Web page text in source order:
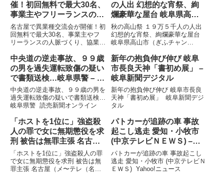
催！初回無料で最大30名、
事業主やフリーランスの人
脈づくり、協業相手探しに
（11月28日） – 時事ドッ
トコム
名古屋で異業種交流会が開催！初
回無料で最大30名、事業主やフ
リーランスの人脈づくり、協業相
トコム
の人出 幻想的な宵祭、絢
爛豪華な屋台 岐阜県高山
市（ぎふチャンDIGITAL）
– Yahoo!ニュース
秋の高山祭 １９万５千人の人出
幻想的な宵祭、絢爛豪華な屋台
岐阜県高山市（ぎふチャン
中央道の逆走事故、９９歳
の男を過失運転致傷の疑い
で書類送検…岐阜県警 – 読
売新聞オンライン
中央道の逆走事故、９９歳の男を
過失運転致傷の疑いで書類送検…
岐阜県警 読売新聞オンライン
新年の抱負伸び伸び 岐阜
市長良天神「書初め展」 –
岐阜新聞デジタル
新年の抱負伸び伸び 岐阜市長良
天神「書初め展」 岐阜新聞デジ
タル
「ホストを1位に」強盗殺
人の罪で女に無期懲役を求
刑 被告は無罪主張 名古屋
（メ〜テレ（名古屋テレ
ビ）） – Yahoo!ニュース
「ホストを1位に」強盗殺人の罪
で女に無期懲役を求刑 被告は無
罪主張 名古屋（メ〜テレ（名古
パトカーが追跡の車 事故
起こし逃走 愛知・小牧市
(中京テレビＮＥＷＳ) –
Yahoo!ニュース
パトカーが追跡の車 事故起こし
逃走 愛知・小牧市 (中京テレビＮ
ＥＷＳ) Yahoo!ニュース